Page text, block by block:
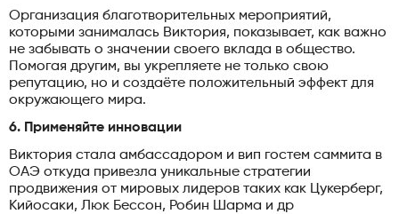
Организация благотворительных мероприятий,
которыми занималась Виктория, показывает, как важно
не забывать о значении своего вклада в общество.
Помогая другим, вы укрепляете не только свою
репутацию, но и создаёте положительный эффект для
окружающего мира.
6. Применяйте инновации
Виктория стала амбассадором и вип гостем саммита в
ОАЭ откуда привезла уникальные стратегии
продвижения от мировых лидеров таких как Цукерберг,
Кийосаки, Люк Бессон, Робин Шарма и др